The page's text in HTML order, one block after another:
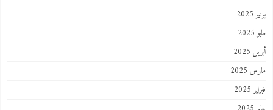
2025